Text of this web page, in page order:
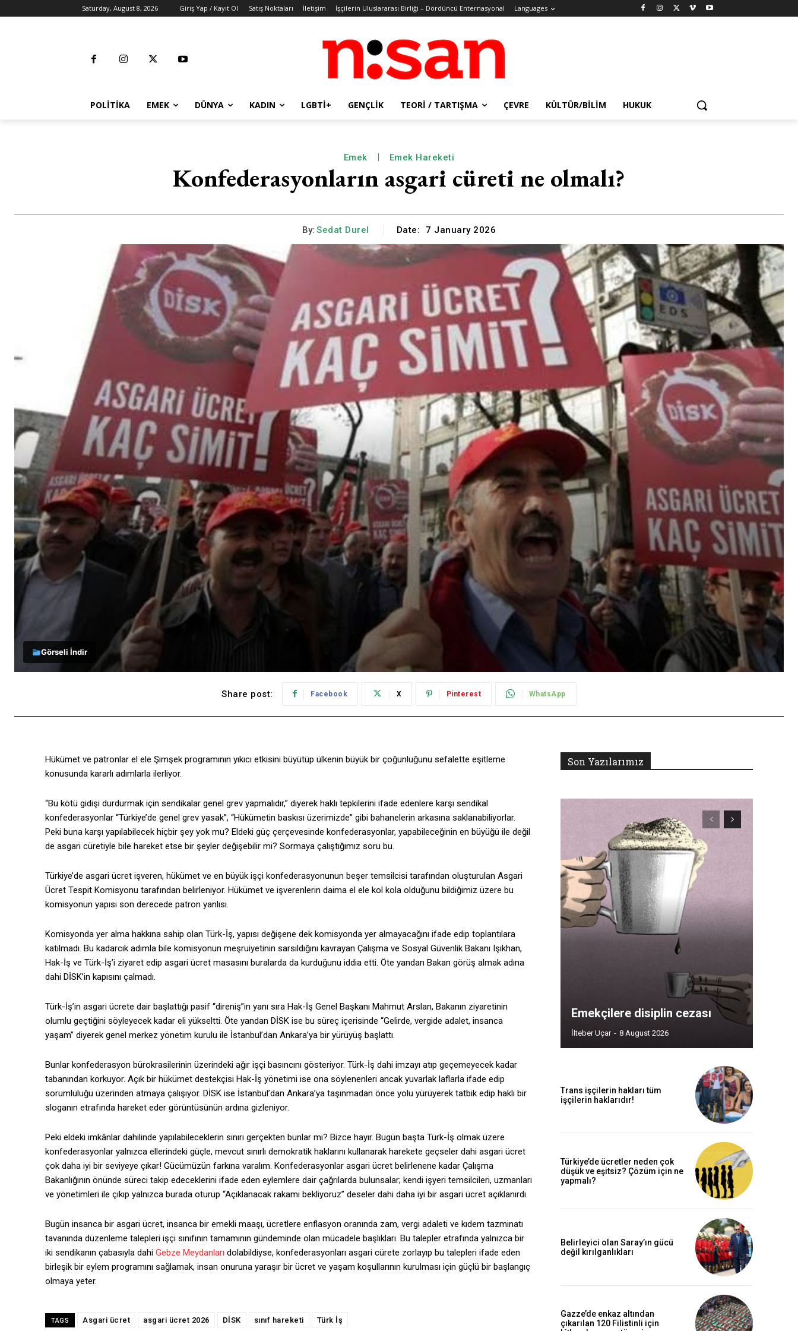
Saturday, August 8, 2026 Giriş Yap / Kayıt Ol Satış Noktaları İletişim İşçilerin Uluslararası Birliği – Dördüncü Enternasyonal Languages
POLITIKA EMEK DÜNYA KADIN LGBTİ+ GENÇLIK TEORI / TARTIŞMA ÇEVRE KÜLTÜR/BILIM HUKUK
Emek Emek Hareketi
Konfederasyonların asgari cüreti ne olmalı?
By: Sedat Durel Date: 7 January 2026
Görseli İndir
Share post: Facebook X Pinterest WhatsApp
Hükümet ve patronlar el ele Şimşek programının yıkıcı etkisini büyütüp ülkenin büyük bir çoğunluğunu sefalette eşitleme
konusunda kararlı adımlarla ilerliyor.
“Bu kötü gidişi durdurmak için sendikalar genel grev yapmalıdır,” diyerek haklı tepkilerini ifade edenlere karşı sendikal
konfederasyonlar “Türkiye’de genel grev yasak”, “Hükümetin baskısı üzerimizde” gibi bahanelerin arkasına saklanabiliyorlar.
Peki buna karşı yapılabilecek hiçbir şey yok mu? Eldeki güç çerçevesinde konfederasyonlar, yapabileceğinin en büyüğü ile değil
de asgari cüretiyle bile hareket etse bir şeyler değişebilir mi? Sormaya çalıştığımız soru bu.
Türkiye’de asgari ücret işveren, hükümet ve en büyük işçi konfederasyonunun beşer temsilcisi tarafından oluşturulan Asgari
Ücret Tespit Komisyonu tarafından belirleniyor. Hükümet ve işverenlerin daima el ele kol kola olduğunu bildiğimiz üzere bu
komisyonun yapısı son derecede patron yanlısı.
Komisyonda yer alma hakkına sahip olan Türk-İş, yapısı değişene dek komisyonda yer almayacağını ifade edip toplantılara
katılmadı. Bu kadarcık adımla bile komisyonun meşruiyetinin sarsıldığını kavrayan Çalışma ve Sosyal Güvenlik Bakanı Işıkhan,
Hak-İş ve Türk-İş’i ziyaret edip asgari ücret masasını buralarda da kurduğunu iddia etti. Öte yandan Bakan görüş almak adına
dahi DİSK’in kapısını çalmadı.
Türk-İş’in asgari ücrete dair başlattığı pasif “direniş”in yanı sıra Hak-İş Genel Başkanı Mahmut Arslan, Bakanın ziyaretinin
olumlu geçtiğini söyleyecek kadar eli yükseltti. Öte yandan DİSK ise bu süreç içerisinde “Gelirde, vergide adalet, insanca
yaşam” diyerek genel merkez yönetim kurulu ile İstanbul’dan Ankara’ya bir yürüyüş başlattı.
Bunlar konfederasyon bürokrasilerinin üzerindeki ağır işçi basıncını gösteriyor. Türk-İş dahi imzayı atıp geçemeyecek kadar
tabanından korkuyor. Açık bir hükümet destekçisi Hak-İş yönetimi ise ona söylenenleri ancak yuvarlak laflarla ifade edip
sorumluluğu üzerinden atmaya çalışıyor. DİSK ise İstanbul’dan Ankara’ya taşınmadan önce yolu yürüyerek tatbik edip haklı bir
sloganın etrafında hareket eder görüntüsünün ardına gizleniyor.
Peki eldeki imkânlar dahilinde yapılabileceklerin sınırı gerçekten bunlar mı? Bizce hayır. Bugün başta Türk-İş olmak üzere
konfederasyonlar yalnızca ellerindeki güçle, mevcut sınırlı demokratik haklarını kullanarak harekete geçseler dahi asgari ücret
çok daha iyi bir seviyeye çıkar! Gücümüzün farkına varalım. Konfederasyonlar asgari ücret belirlenene kadar Çalışma
Bakanlığının önünde süreci takip edeceklerini ifade eden eylemlere dair çağrılarda bulunsalar; kendi işyeri temsilcileri, uzmanları
ve yönetimleri ile çıkıp yalnızca burada oturup “Açıklanacak rakamı bekliyoruz” deseler dahi daha iyi bir asgari ücret açıklanırdı.
Bugün insanca bir asgari ücret, insanca bir emekli maaşı, ücretlere enflasyon oranında zam, vergi adaleti ve kıdem tazminatı
tavanında düzenleme talepleri işçi sınıfının tamamının gündeminde olan mücadele başlıkları. Bu talepler etrafında yalnızca bir
iki sendikanın çabasıyla dahi Gebze Meydanları dolabildiyse, konfederasyonları asgari cürete zorlayıp bu talepleri ifade eden
birleşik bir eylem programını sağlamak, insan onuruna yaraşır bir ücret ve yaşam koşullarının kurulması için güçlü bir başlangıç
olmaya yeter.
TAGS Asgari ücret asgari ücret 2026 DİSK sınıf hareketi Türk İş
Son Yazılarımız
Emekçilere disiplin cezası
İlteber Uçar - 8 August 2026
Trans işçilerin hakları tüm
işçilerin haklarıdır!
Türkiye’de ücretler neden çok
düşük ve eşitsiz? Çözüm için ne
yapmalı?
Belirleyici olan Saray’ın gücü
değil kırılganlıkları
Gazze’de enkaz altından
çıkarılan 120 Filistinli için